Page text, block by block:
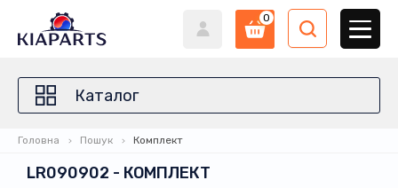
0
Каталог
Головна Пошук Комплект
LR090902 - КОМПЛЕКТ